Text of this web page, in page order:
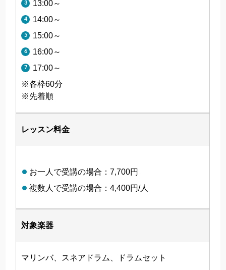
13:00～
14:00～
15:00～
16:00～
17:00～
※各枠60分
※先着順
レッスン料金
お一人で受講の場合：7,700円
複数人で受講の場合：4,400円/人
対象楽器
マリンバ、スネアドラム、ドラムセット